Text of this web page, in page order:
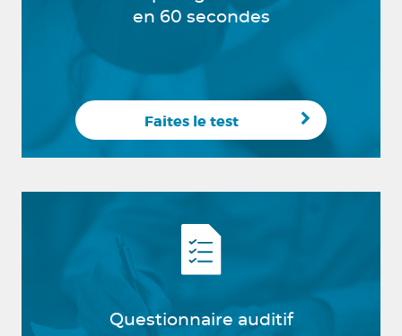
en 60 secondes
Faites le test
Questionnaire auditif